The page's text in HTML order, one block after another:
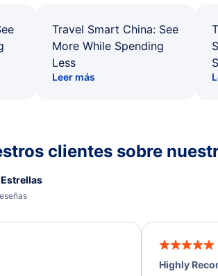
Travel Smart China: See
More While Spending
Less
Leer más
clientes sobre
Highly